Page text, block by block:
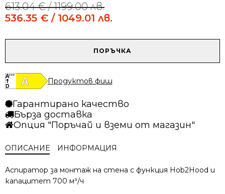
613.04€/ 1199.00 лв.
Original
price
613.04 €
536.35 € / 1049.01 лв.
Current
price
536.35 €
AEG
DVE5971HB
ПОРЪЧКА
Продуктов фиш
Гарантирано качество
Бърза доставка
Опция "Поръчай и вземи от магазин"
ОПИСАНИЕ ИНФОРМАЦИЯ
Аспиратор за монтаж на стена с функция Hob2Hood и
капацитет 700 м³/ч